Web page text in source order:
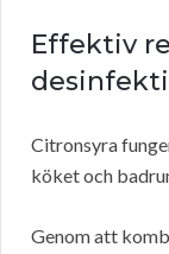
Effektiv
Citronsyra
köket och
Genom att